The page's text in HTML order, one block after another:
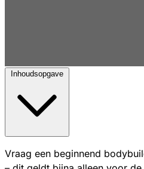
Inhoudsopgave
Vraag een beginnend